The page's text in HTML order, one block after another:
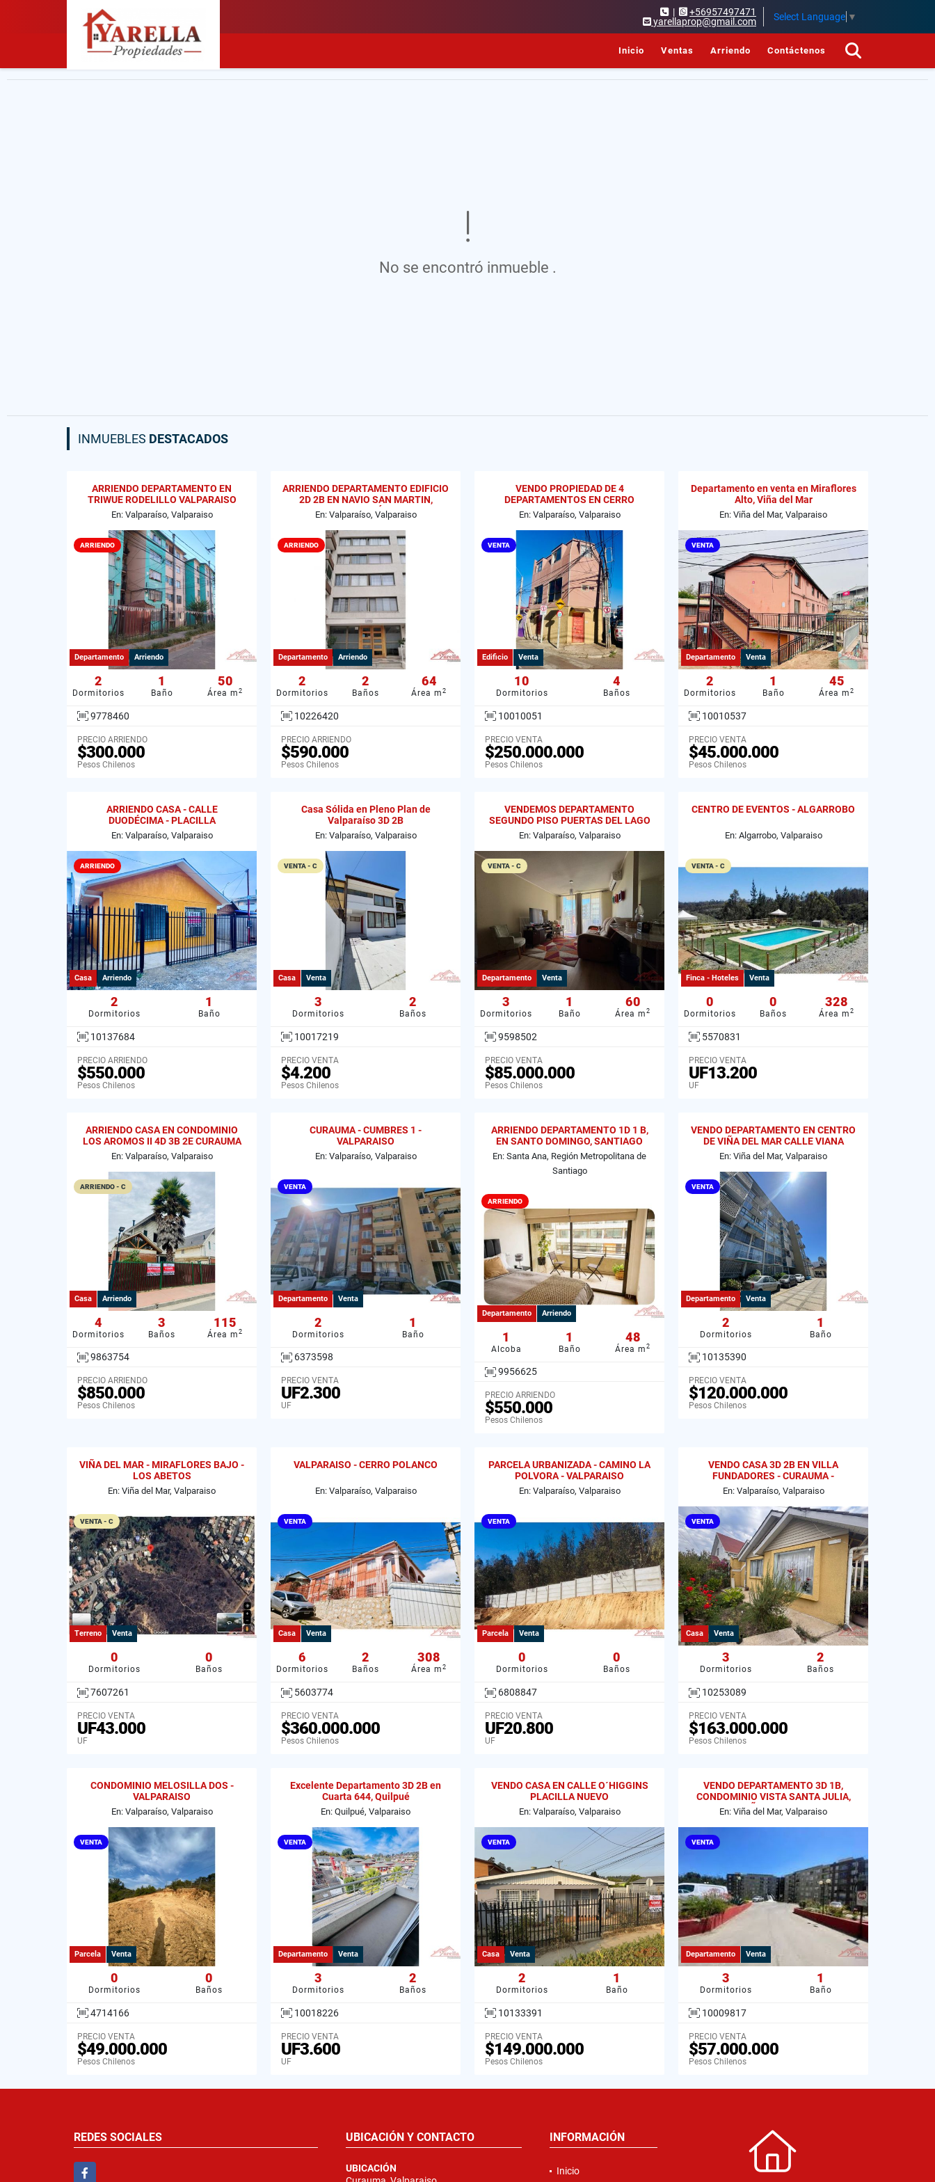
|
+56957497471
yarellaprop@gmail.com
Select Language ▼
Inicio Ventas Arriendo Contáctenos
No se encontró inmueble .
INMUEBLES DESTACADOS
ARRIENDO DEPARTAMENTO EN
TRIWUE RODELILLO VALPARAISO
En: Valparaíso, Valparaiso
ARRIENDO
Departamento Arriendo
2
Dormitorios
1
Baño
50
Área m 2
9778460
PRECIO ARRIENDO
$300.000
Pesos Chilenos
ARRIENDO DEPARTAMENTO EDIFICIO
2D 2B EN NAVIO SAN MARTIN,
VALPARAÍSO
En: Valparaíso, Valparaiso
ARRIENDO
Departamento Arriendo
2
Dormitorios
2
Baños
64
Área m 2
10226420
PRECIO ARRIENDO
$590.000
Pesos Chilenos
VENDO PROPIEDAD DE 4
DEPARTAMENTOS EN CERRO
MESILLA, VALPARAISO
En: Valparaíso, Valparaiso
VENTA
Edificio Venta
10
Dormitorios
4
Baños
10010051
PRECIO VENTA
$250.000.000
Pesos Chilenos
Departamento en venta en Miraflores
Alto, Viña del Mar
En: Viña del Mar, Valparaiso
VENTA
Departamento Venta
2
Dormitorios
1
Baño
45
Área m 2
10010537
PRECIO VENTA
$45.000.000
Pesos Chilenos
ARRIENDO CASA - CALLE
DUODÉCIMA - PLACILLA
En: Valparaíso, Valparaiso
ARRIENDO
Casa Arriendo
2
Dormitorios
1
Baño
10137684
PRECIO ARRIENDO
$550.000
Pesos Chilenos
Casa Sólida en Pleno Plan de
Valparaíso 3D 2B
En: Valparaíso, Valparaiso
VENTA - C
Casa Venta
3
Dormitorios
2
Baños
10017219
PRECIO VENTA
$4.200
Pesos Chilenos
VENDEMOS DEPARTAMENTO
SEGUNDO PISO PUERTAS DEL LAGO
CURAUMA
En: Valparaíso, Valparaiso
VENTA - C
Departamento Venta
3
Dormitorios
1
Baño
60
Área m 2
9598502
PRECIO VENTA
$85.000.000
Pesos Chilenos
CENTRO DE EVENTOS - ALGARROBO
En: Algarrobo, Valparaiso
VENTA - C
Finca - Hoteles Venta
0
Dormitorios
0
Baños
328
Área m 2
5570831
PRECIO VENTA
UF13.200
UF
ARRIENDO CASA EN CONDOMINIO
LOS AROMOS II 4D 3B 2E CURAUMA
VALPARAISO
En: Valparaíso, Valparaiso
ARRIENDO - C
Casa Arriendo
4
Dormitorios
3
Baños
115
Área m 2
9863754
PRECIO ARRIENDO
$850.000
Pesos Chilenos
CURAUMA - CUMBRES 1 -
VALPARAISO
En: Valparaíso, Valparaiso
VENTA
Departamento Venta
2
Dormitorios
1
Baño
6373598
PRECIO VENTA
UF2.300
UF
ARRIENDO DEPARTAMENTO 1D 1 B,
EN SANTO DOMINGO, SANTIAGO
En: Santa Ana, Región Metropolitana de
Santiago
ARRIENDO
Departamento Arriendo
1
Alcoba
1
Baño
48
Área m 2
9956625
PRECIO ARRIENDO
$550.000
Pesos Chilenos
VENDO DEPARTAMENTO EN CENTRO
DE VIÑA DEL MAR CALLE VIANA
En: Viña del Mar, Valparaiso
VENTA
Departamento Venta
2
Dormitorios
1
Baño
10135390
PRECIO VENTA
$120.000.000
Pesos Chilenos
VIÑA DEL MAR - MIRAFLORES BAJO -
LOS ABETOS
En: Viña del Mar, Valparaiso
VENTA - C
Terreno Venta
0
Dormitorios
0
Baños
7607261
PRECIO VENTA
UF43.000
UF
VALPARAISO - CERRO POLANCO
En: Valparaíso, Valparaiso
VENTA
Casa Venta
6
Dormitorios
2
Baños
308
Área m 2
5603774
PRECIO VENTA
$360.000.000
Pesos Chilenos
PARCELA URBANIZADA - CAMINO LA
POLVORA - VALPARAISO
En: Valparaíso, Valparaiso
VENTA
Parcela Venta
0
Dormitorios
0
Baños
6808847
PRECIO VENTA
UF20.800
UF
VENDO CASA 3D 2B EN VILLA
FUNDADORES - CURAUMA -
VALPARAISO.
En: Valparaíso, Valparaiso
VENTA
Casa Venta
3
Dormitorios
2
Baños
10253089
PRECIO VENTA
$163.000.000
Pesos Chilenos
CONDOMINIO MELOSILLA DOS -
VALPARAISO
En: Valparaíso, Valparaiso
VENTA
Parcela Venta
0
Dormitorios
0
Baños
4714166
PRECIO VENTA
$49.000.000
Pesos Chilenos
Excelente Departamento 3D 2B en
Cuarta 644, Quilpué
En: Quilpué, Valparaiso
VENTA
Departamento Venta
3
Dormitorios
2
Baños
10018226
PRECIO VENTA
UF3.600
UF
VENDO CASA EN CALLE O´HIGGINS
PLACILLA NUEVO
En: Valparaíso, Valparaiso
VENTA
Casa Venta
2
Dormitorios
1
Baño
10133391
PRECIO VENTA
$149.000.000
Pesos Chilenos
VENDO DEPARTAMENTO 3D 1B,
CONDOMINIO VISTA SANTA JULIA,
VIÑA DEL MAR
En: Viña del Mar, Valparaiso
VENTA
Departamento Venta
3
Dormitorios
1
Baño
10009817
PRECIO VENTA
$57.000.000
Pesos Chilenos
REDES SOCIALES
Facebook
UBICACIÓN Y CONTACTO
UBICACIÓN
INFORMACIÓN
Inicio